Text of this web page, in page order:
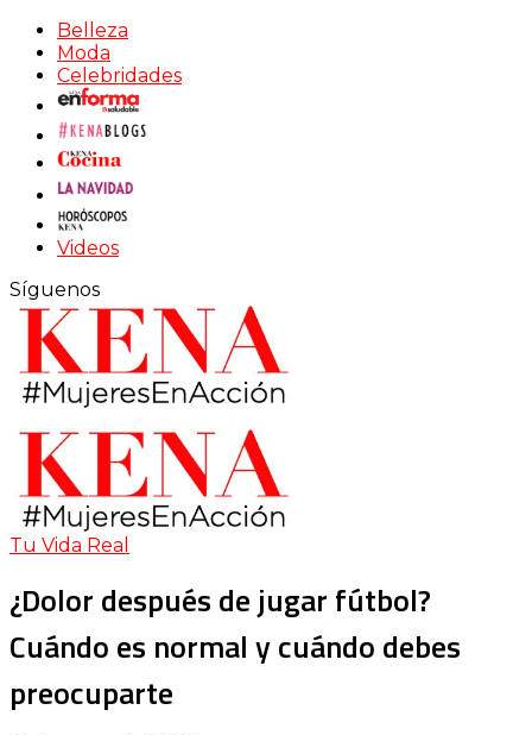
Belleza
Moda
Celebridades
Videos
Síguenos
Tu Vida Real
¿Dolor después de jugar fútbol?
Cuándo es normal y cuándo debes
preocuparte